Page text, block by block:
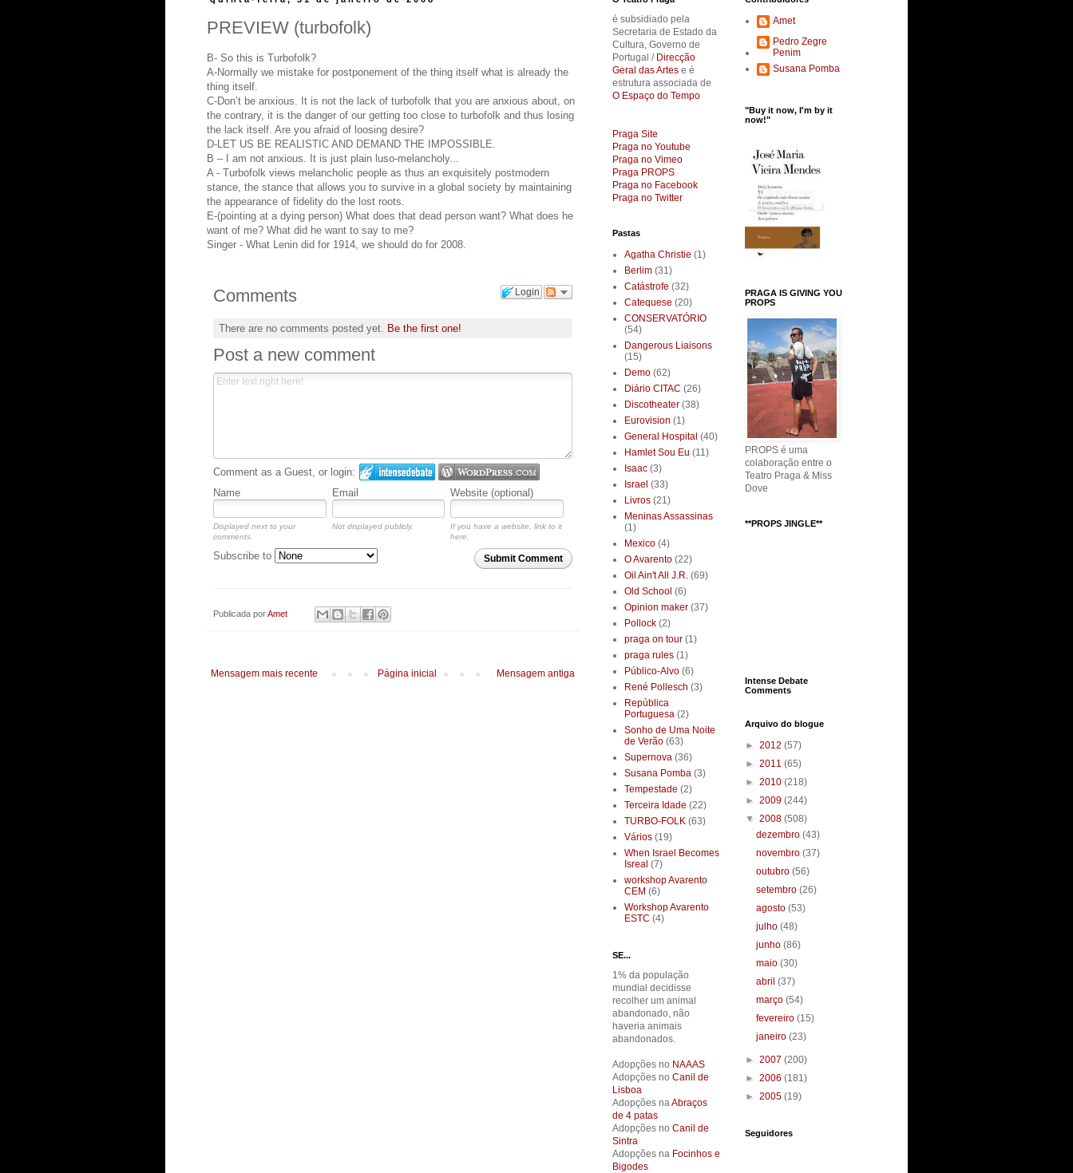
PREVIEW (turbofolk)
B- So this is Turbofolk?
A-Normally we mistake for postponement of the thing itself what is already the
thing itself.
C-Don’t be anxious. It is not the lack of turbofolk that you are anxious about, on
the contrary, it is the danger of our getting too close to turbofolk and thus losing
the lack itself. Are you afraid of loosing desire?
D-LET US BE REALISTIC AND DEMAND THE IMPOSSIBLE.
B – I am not anxious. It is just plain luso-melancholy...
A - Turbofolk views melancholic people as thus an exquisitely postmodern
stance, the stance that allows you to survive in a global society by maintaining
the appearance of fidelity do the lost roots.
E-(pointing at a dying person) What does that dead person want? What does he
want of me? What did he want to say to me?
Singer - What Lenin did for 1914, we should do for 2008.
Login
Comments
There are no comments posted yet. Be the first one!
Post a new comment
Comment as a Guest, or login:
Name
Email Website (optional)
Displayed next to your
comments.
Not displayed publicly.
If you have a website, link to it
here.
Submit Comment
Subscribe to
Publicada porAmet
Mensagem mais recente Mensagem antiga
Página inicial
é subsidiado pela
Secretaria de Estado da
Cultura, Governo de
Portugal / Direcção
Geral das Artes e é
estrutura associada de
O Espaço do Tempo
Praga Site
Praga no Youtube
Praga no Vimeo
Praga PROPS
Praga no Facebook
Praga no Twitter
Pastas
Agatha Christie (1)
Berlim (31)
Catástrofe (32)
Catequese (20)
CONSERVATÓRIO
(54)
Dangerous Liaisons
(15)
Demo (62)
Diário CITAC (26)
Discotheater (38)
Eurovision (1)
General Hospital (40)
Hamlet Sou Eu (11)
Isaac (3)
Israel (33)
Livros (21)
Meninas Assassinas
(1)
Mexico (4)
O Avarento (22)
Oil Ain't All J.R. (69)
Old School (6)
Opinion maker (37)
Pollock (2)
praga on tour (1)
praga rules (1)
Público-Alvo (6)
René Pollesch (3)
República
Portuguesa (2)
Sonho de Uma Noite
de Verão (63)
Supernova (36)
Susana Pomba (3)
Tempestade (2)
Terceira Idade (22)
TURBO-FOLK (63)
Vários (19)
When Israel Becomes
Isreal (7)
workshop Avarento
CEM (6)
Workshop Avarento
ESTC (4)
SE...
1% da população
mundial decidisse
recolher um animal
abandonado, não
haveria animais
abandonados.
Adopções no NAAAS
Adopções no Canil de
Lisboa
Adopções naAbraços
de 4 patas
Adopções no Canil de
Sintra
Adopções na Focinhos e
Bigodes
Amet
Pedro Zegre
Penim
Susana Pomba
"Buy it now, I'm by it
now!"
PRAGA IS GIVING YOU
PROPS
PROPS é uma
colaboração entre o
Teatro Praga & Miss
Dove
**PROPS JINGLE**
Intense Debate
Comments
Arquivo do blogue
► 2012 (57)
► 2011 (65)
► 2010 (218)
► 2009 (244)
▼ 2008 (508)
dezembro(43)
novembro(37)
outubro(56)
setembro(26)
agosto(53)
julho(48)
junho(86)
maio(30)
abril(37)
março(54)
fevereiro(15)
janeiro(23)
► 2007 (200)
► 2006 (181)
► 2005 (19)
Seguidores